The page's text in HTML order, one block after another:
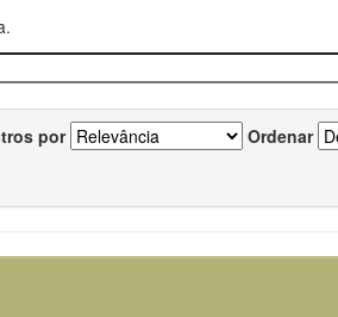
por Ordenar